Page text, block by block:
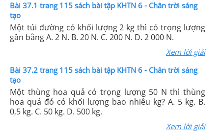
Bài 37.1 trang 115 sách bài tập KHTN 6 - Chân trời sáng
tạo
Một túi đường có khối lượng 2 kg thì có trọng lượng
gần bằng A. 2 N. B. 20 N. C. 200 N. D. 2 000 N.
Xem lời giải
Bài 37.2 trang 115 sách bài tập KHTN 6 - Chân trời sáng
tạo
Một thùng hoa quả có trọng lượng 50 N thì thùng
hoa quả đó có khối lượng bao nhiêu kg? A. 5 kg. B.
0,5 kg. C. 50 kg. D. 500 kg.
Xem lời giải